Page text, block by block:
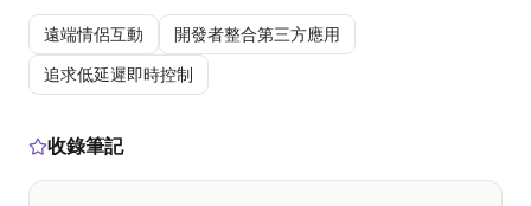
遠端情侶互動
開發者整合第三方應用
追求低延遲即時控制
收錄筆記